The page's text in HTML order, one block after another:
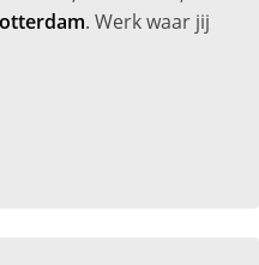
. Werk waar jij